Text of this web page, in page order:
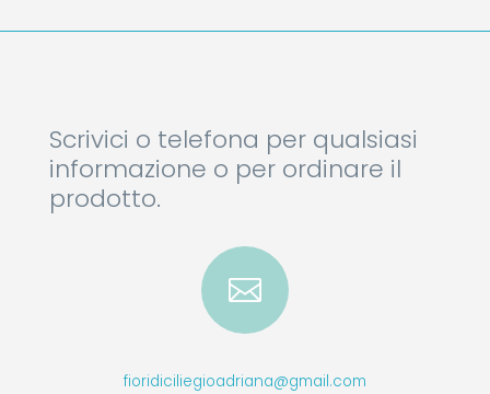
Scrivici o telefona per qualsiasi
informazione o per ordinare il
prodotto.

fioridiciliegioadriana@gmail.com